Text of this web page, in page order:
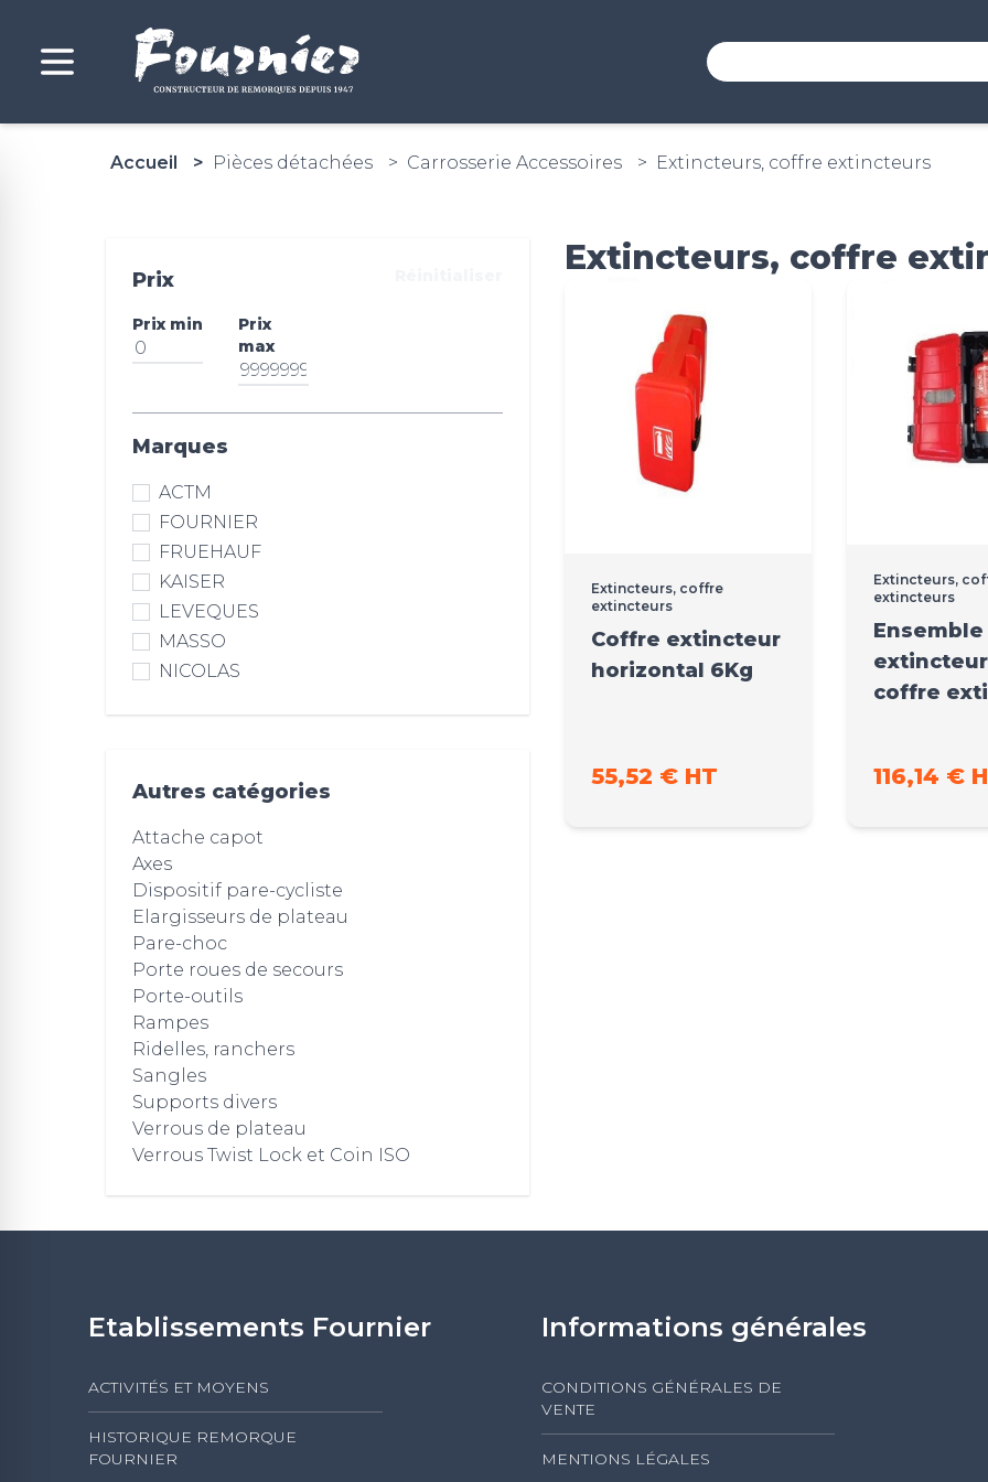
Accueil Pièces détachées Carrosserie Accessoires Extincteurs, coffre extincteurs
Prix
Prix min
Prix
max
Marques
ACTM
FOURNIER
FRUEHAUF
KAISER
LEVEQUES
MASSO
NICOLAS
Autres catégories
Attache capot
Axes
Dispositif pare-cycliste
Elargisseurs de plateau
Pare-choc
Porte roues de secours
Porte-outils
Rampes
Ridelles, ranchers
Sangles
Supports divers
Verrous de plateau
Verrous Twist Lock et Coin ISO
Extincteurs, coffre
Extincteurs, coffre
extincteurs
Coffre extincteur
horizontal 6Kg
55,52 € HT
Extincteurs,
extincteurs
Ensemble
extincteur
coffre
116,14 €
Etablissements Fournier
ACTIVITÉS ET MOYENS
HISTORIQUE REMORQUE
FOURNIER
Informations générales
CONDITIONS GÉNÉRALES DE
VENTE
MENTIONS LÉGALES